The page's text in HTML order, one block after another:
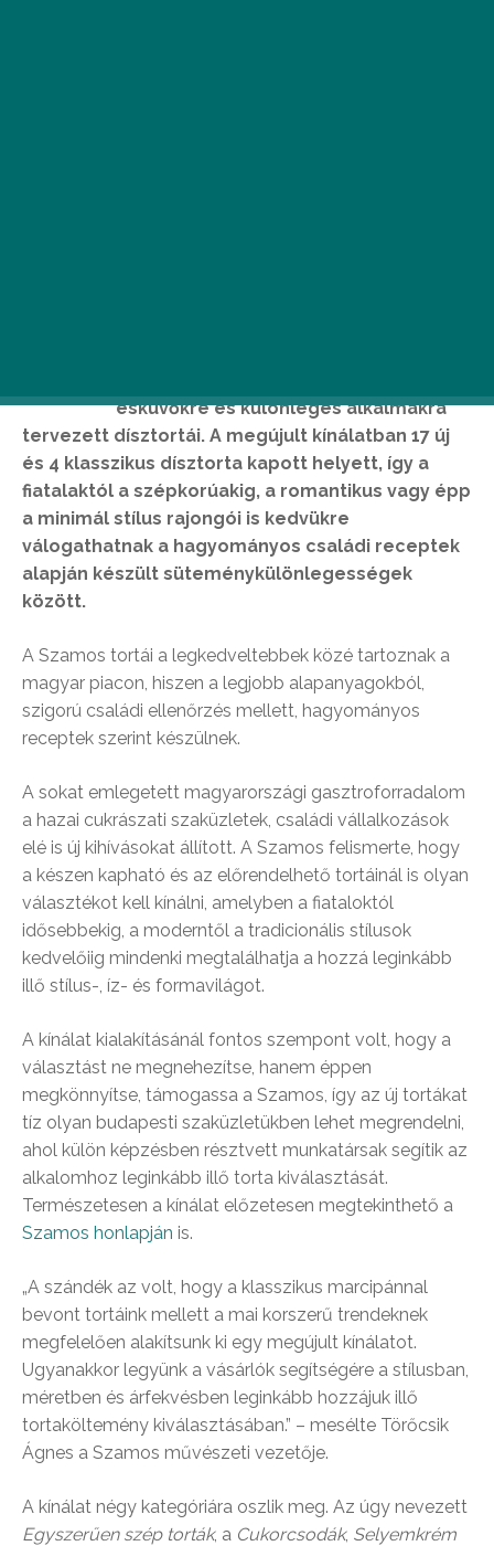
esküvőkre és különleges alkalmakra
tervezett dísztortái. A megújult kínálatban 17 új
és 4 klasszikus dísztorta kapott helyett, így a
fiatalaktól a szépkorúakig, a romantikus vagy épp
a minimál stílus rajongói is kedvükre
válogathatnak a hagyományos családi receptek
alapján készült süteménykülönlegességek
között.
A Szamos tortái a legkedveltebbek közé tartoznak a
magyar piacon, hiszen a legjobb alapanyagokból,
szigorú családi ellenőrzés mellett, hagyományos
receptek szerint készülnek.
A sokat emlegetett magyarországi gasztroforradalom
a hazai cukrászati szaküzletek, családi vállalkozások
elé is új kihívásokat állított. A Szamos felismerte, hogy
a készen kapható és az előrendelhető tortáinál is olyan
választékot kell kínálni, amelyben a fiataloktól
idősebbekig, a moderntől a tradicionális stílusok
kedvelőiig mindenki megtalálhatja a hozzá leginkább
illő stílus-, íz- és formavilágot.
A kínálat kialakításánál fontos szempont volt, hogy a
választást ne megnehezítse, hanem éppen
megkönnyítse, támogassa a Szamos, így az új tortákat
tíz olyan budapesti szaküzletükben lehet megrendelni,
ahol külön képzésben résztvett munkatársak segítik az
alkalomhoz leginkább illő torta kiválasztását.
Természetesen a kínálat előzetesen megtekinthető a
Szamos honlapján is.
„A szándék az volt, hogy a klasszikus marcipánnal
bevont tortáink mellett a mai korszerű trendeknek
megfelelően alakítsunk ki egy megújult kínálatot.
Ugyanakkor legyünk a vásárlók segítségére a stílusban,
méretben és árfekvésben leginkább hozzájuk illő
tortaköltemény kiválasztásában.” – mesélte Törőcsik
Ágnes a Szamos művészeti vezetője.
A kínálat négy kategóriára oszlik meg. Az úgy nevezett
Egyszerűen szép torták, a Cukorcsodák, Selyemkrém